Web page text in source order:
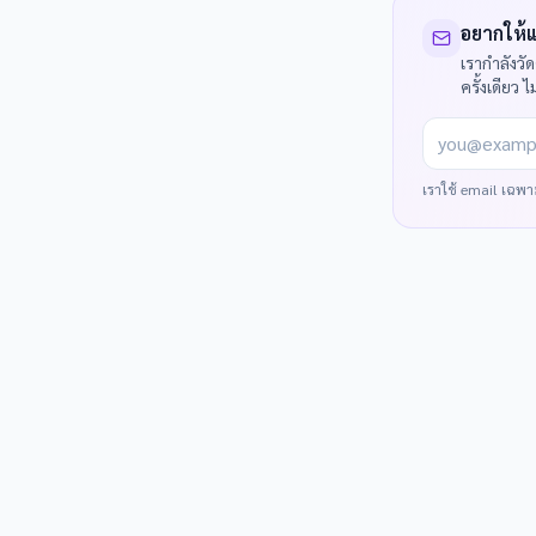
อยากให้
เรากำลัง
ครั้งเดียว
เราใช้ email เฉพ